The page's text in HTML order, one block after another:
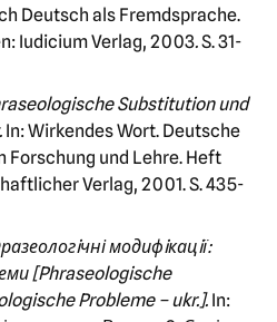
Deutsch als Fremdsprache.
Iudicium Verlag, 2003.S. 31-
Substitution und
In: Wirkendes Wort. Deutsche
Forschung und Lehre. Heft
Verlag, 2001. S. 435-
модифiкацiї:
[Phraseologische
Probleme – ukr.]. In: